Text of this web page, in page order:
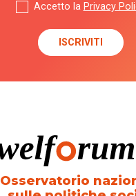
Accetto la Privacy
Osservatorio